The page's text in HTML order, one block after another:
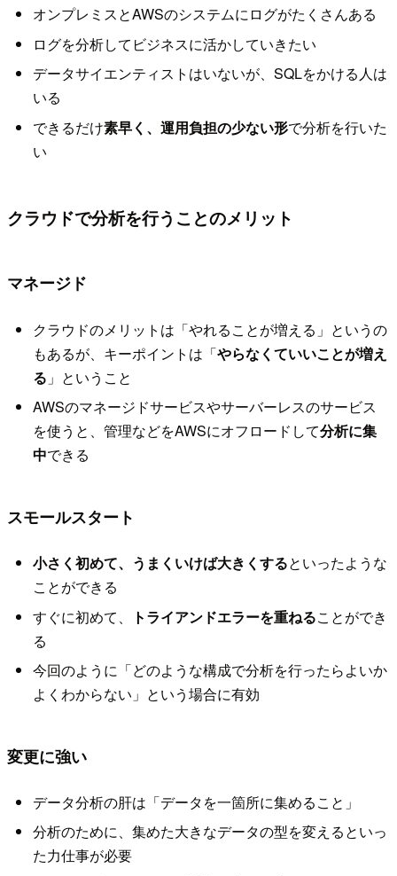
オンプレミスとAWSのシステムにログがたくさんある
ログを分析してビジネスに活かしていきたい
データサイエンティストはいないが、SQLをかける人は
いる
できるだけ素早く、運用負担の少ない形で分析を行いた
い
クラウドで分析を行うことのメリット
マネージド
クラウドのメリットは「やれることが増える」というの
もあるが、キーポイントは「やらなくていいことが増え
る 」ということ
AWSのマネージドサービスやサーバーレスのサービス
を使うと、管理などをAWSにオフロードして分析に集
中できる
スモールスタート
小さく初めて、うまくいけば大きくするといったような
ことができる
すぐに初めて、
トライアンドエラーを重ねることができ
る
今回のように「どのような構成で分析を行ったらよいか
よくわからない」という場合に有効
変更に強い
データ分析の肝は「データを一箇所に集めること」
分析のために、集めた大きなデータの型を変えるといっ
た力仕事が必要